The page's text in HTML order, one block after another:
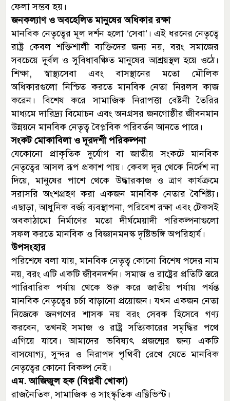
ফেলা সম্ভব হয়।
জনকল্যাণ ও অবহেলিত মানুষের অধিকার রক্ষা
মানবিক নেতৃত্বের মূল দর্শন হলো ‘সেবা’। এই ধরনের নেতৃত্বে
রাষ্ট্র কেবল শক্তিশালী ব্যক্তিদের জন্য নয়, বরং সমাজের
সবচেয়ে দুর্বল ও সুবিধাবঞ্চিত মানুষের আশ্রয়স্থল হয়ে ওঠে।
শিক্ষা, স্বাস্থ্যসেবা এবং বাসস্থানের মতো মৌলিক
অধিকারগুলো নিশ্চিত করতে মানবিক নেতা নিরলস কাজ
করেন। বিশেষ করে সামাজিক নিরাপত্তা বেষ্টনী তৈরির
মাধ্যমে দারিদ্র্য বিমোচন এবং অনগ্রসর জনগোষ্ঠীর জীবনমান
উন্নয়নে মানবিক নেতৃত্ব বৈপ্লবিক পরিবর্তন আনতে পারে।
সংকট মোকাবিলা ও দূরদর্শী পরিকল্পনা
যেকোনো প্রাকৃতিক দুর্যোগ বা জাতীয় সংকটে মানবিক
নেতৃত্বের আসল রূপ প্রকাশ পায়। কেবল দূর থেকে নির্দেশ না
দিয়ে, মানুষের পাশে থেকে উদ্ধারকাজ ও ত্রাণ কার্যক্রমে
সরাসরি অংশগ্রহণ করা একজন মানবিক নেতার বৈশিষ্ট্য।
এছাড়া, আধুনিক বর্জ্য ব্যবস্থাপনা, পরিবেশ রক্ষা এবং টেকসই
অবকাঠামো নির্মাণের মতো দীর্ঘমেয়াদী পরিকল্পনাগুলো
সফল করতে মানবিক ও বিজ্ঞানমনস্ক দৃষ্টিভঙ্গি অপরিহার্য।
উপসংহার
পরিশেষে বলা যায়, মানবিক নেতৃত্ব কোনো বিশেষ পদের নাম
নয়, বরং এটি একটি জীবনদর্শন। সমাজ ও রাষ্ট্রের প্রতিটি স্তরে
পারিবারিক পর্যায় থেকে শুরু করে জাতীয় পর্যায় পর্যন্ত
মানবিক নেতৃত্বের চর্চা বাড়ানো প্রয়োজন। যখন একজন নেতা
নিজেকে জনগণের শাসক নয় বরং সেবক হিসেবে গণ্য
করবেন, তখনই সমাজ ও রাষ্ট্র সত্যিকারের সমৃদ্ধির পথে
এগিয়ে যাবে। আমাদের ভবিষ্যৎ প্রজন্মের জন্য একটি
বাসযোগ্য, সুন্দর ও নিরাপদ পৃথিবী রেখে যেতে মানবিক
নেতৃত্বের কোনো বিকল্প নেই।
এম. আজিজুল হক (বিপ্লবী খোকা)
রাজনৈতিক, সামাজিক ও সাংস্কৃতিক এক্টিভিস্ট।